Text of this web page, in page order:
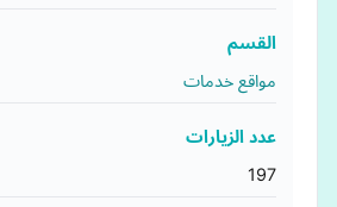
القسم
مواقع خدمات
عدد الزيارات
197